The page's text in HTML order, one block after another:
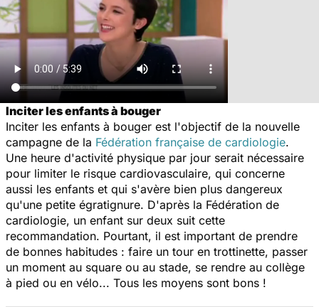
Inciter les enfants à bouger
Inciter les enfants à bouger est l'objectif de la nouvelle
campagne de la Fédération française de cardiologie.
Une heure d'activité physique par jour serait nécessaire
pour limiter le risque cardiovasculaire, qui concerne
aussi les enfants et qui s'avère bien plus dangereux
qu'une petite égratignure. D'après la Fédération de
cardiologie, un enfant sur deux suit cette
recommandation. Pourtant, il est important de prendre
de bonnes habitudes : faire un tour en trottinette, passer
un moment au square ou au stade, se rendre au collège
à pied ou en vélo... Tous les moyens sont bons !